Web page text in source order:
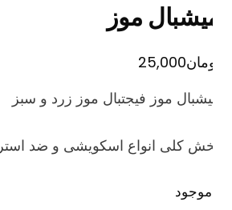
موز
25,000
موز فیجتبال موز زرد و سبز
کلی انواع اسکویشی و ضد استرس